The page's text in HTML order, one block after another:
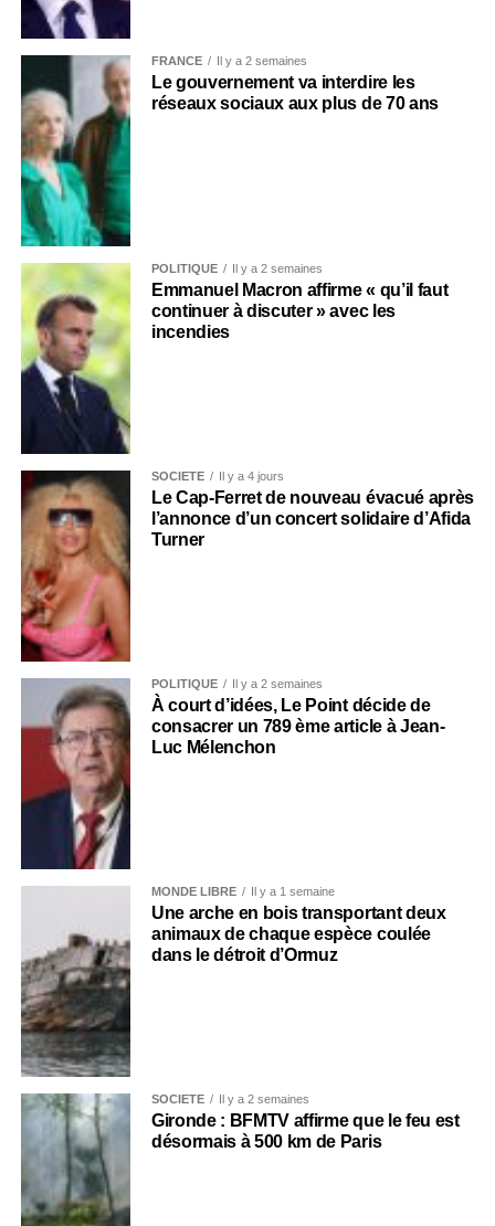
FRANCE Il y a 2 semaines
Le gouvernement va interdire les
réseaux sociaux aux plus de 70 ans
POLITIQUE Il y a 2 semaines
Emmanuel Macron affirme « qu’il faut
continuer à discuter » avec les
incendies
SOCIÉTÉ Il y a 4 jours
Le Cap-Ferret de nouveau évacué après
l’annonce d’un concert solidaire d’Afida
Turner
POLITIQUE Il y a 2 semaines
À court d’idées, Le Point décide de
consacrer un 789 ème article à Jean-
Luc Mélenchon
MONDE LIBRE Il y a 1 semaine
Une arche en bois transportant deux
animaux de chaque espèce coulée
dans le détroit d’Ormuz
SOCIÉTÉ Il y a 2 semaines
Gironde : BFMTV affirme que le feu est
désormais à 500 km de Paris